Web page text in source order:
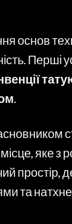
основ
Перші
.
яке з
простір,
та